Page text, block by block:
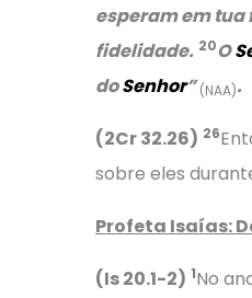
esperam em
fidelidade. 20O
doSenhor”(NAA).
(2Cr 32.26) 26
sobre eles
Profeta Isaías:
(Is 20.1-2) 1No